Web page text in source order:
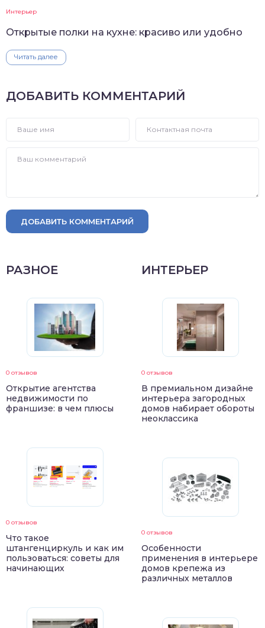
Интерьер
Открытые полки на кухне: красиво или удобно
Читать далее
ДОБАВИТЬ КОММЕНТАРИЙ
ДОБАВИТЬ КОММЕНТАРИЙ
РАЗНОЕ
0 отзывов
Открытие агентства
недвижимости по
франшизе: в чем плюсы
0 отзывов
Что такое
штангенциркуль и как им
пользоваться: советы для
начинающих
ИНТЕРЬЕР
0 отзывов
В премиальном дизайне
интерьера загородных
домов набирает обороты
неоклассика
0 отзывов
Особенности
применения в интерьере
домов крепежа из
различных металлов